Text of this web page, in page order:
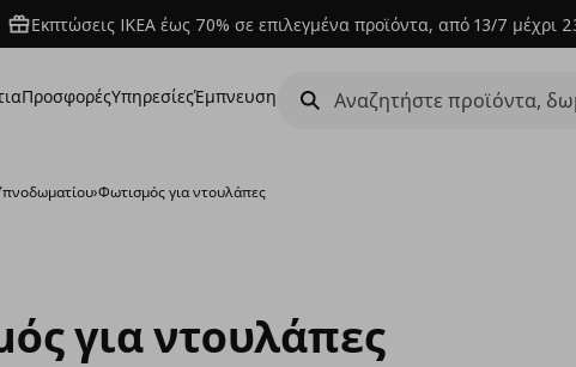
Εκπτώσεις IKEA έως 70% σε επιλεγμένα προϊόντα, από 13/7 μέχρι
ΠροσφορέςΥπηρεσίεςΈμπνευση
›Φωτισμός για ντουλάπες
για ντουλάπες